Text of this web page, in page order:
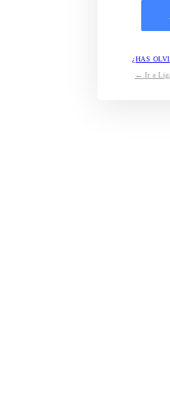
¿HAS
← Ir a